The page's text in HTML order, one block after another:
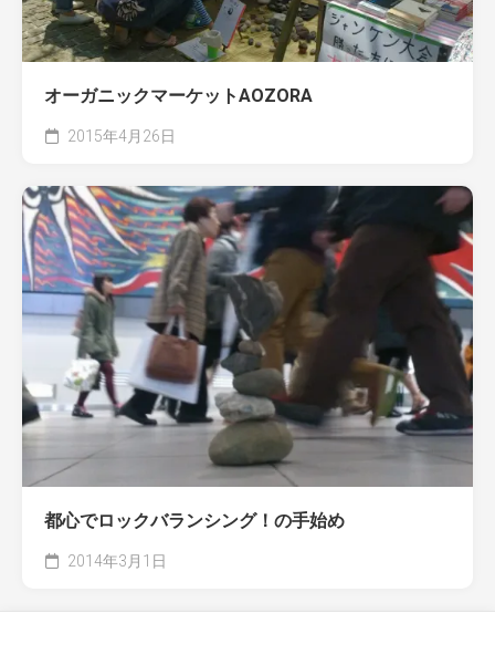
オーガニックマーケットAOZORA
2015年4月26日
都心でロックバランシング！の手始め
2014年3月1日